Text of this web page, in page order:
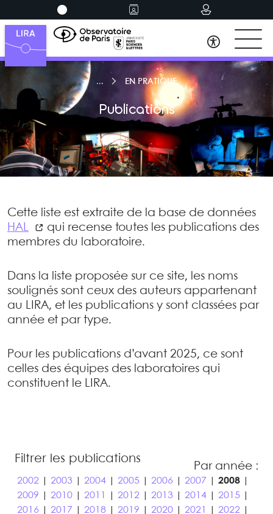
EN PRATIQUE
Publications
Cette liste est extraite de la base de données
HAL
qui recense toutes les publications des
membres du laboratoire.
Dans la liste proposée sur ce site, les noms
soulignés sont ceux des auteurs appartenant
au LIRA, et les publications y sont classées par
année et par type.
Pour les publications d’avant 2025, ce sont
celles des équipes des laboratoires qui
constituent le LIRA.
Filtrer les publications
Par année :
2002| 2003| 2004| 2005| 2006 2007 2008|
2009
2010| 2011 2012| 2013| 2014| 2015|
2016
2017 2018| 2019 2020| 2021 2022|